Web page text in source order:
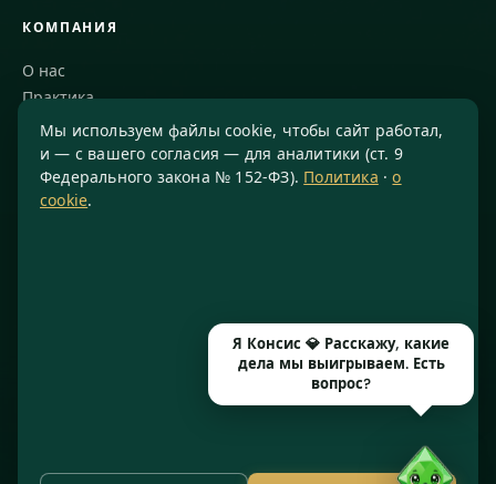
КОМПАНИЯ
О нас
Практика
Блог
Команда
Благодарности
Москва, Варшавское шоссе, д. 1А, помещение 14/7
© 2016–2026 ООО «КОНСИС» · ИНН 7724372334 · КПП 772601001
Мы используем файлы cookie, чтобы сайт работал,
и — с вашего согласия — для аналитики (ст. 9
Федерального закона № 152-ФЗ). Политика ·о
cookie.
Я Консис 💎 Расскажу, какие
дела мы выигрываем. Есть
вопрос?